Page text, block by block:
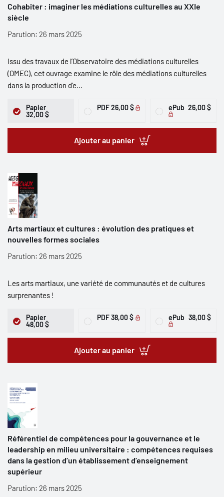
Cohabiter : imaginer les médiations culturelles au XXIe
siècle
Parution: 26 mars 2025
Issu des travaux de l’Observatoire des médiations culturelles
(OMEC), cet ouvrage examine le rôle des médiations culturelles
dans la production d’e...
Papier
32,00 $
PDF26,00 $ ePub 26,00 $
Ajouter au panier
Arts martiaux et cultures : évolution des pratiques et
nouvelles formes sociales
Parution: 26 mars 2025
Les arts martiaux, une variété de communautés et de cultures
surprenantes !
Papier
48,00 $
PDF 38,00 $ ePub 38,00 $
Ajouter au panier
Référentiel de compétences pour la gouvernance et le
leadership en milieu universitaire : compétences requises
dans la gestion d’un établissement d’enseignement
supérieur
Parution: 26 mars 2025